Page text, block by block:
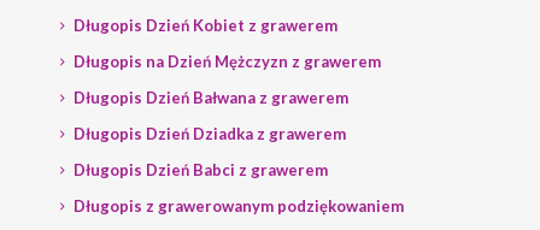
Długopis Dzień Kobiet z grawerem
Długopis na Dzień Mężczyzn z grawerem
Długopis Dzień Bałwana z grawerem
Długopis Dzień Dziadka z grawerem
Długopis Dzień Babci z grawerem
Długopis z grawerowanym podziękowaniem